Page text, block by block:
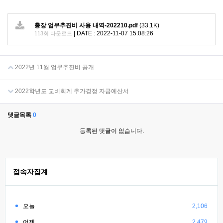
총장 업무추진비 사용 내역-202210.pdf (33.1K)
113회 다운로드 DATE : 2022-11-07 15:08:26
2022년 11월 업무추진비 공개
2022학년도 교비회계 추가경정 자금예산서
댓글목록 0
등록된 댓글이 없습니다.
접속자집계
오늘 2,106